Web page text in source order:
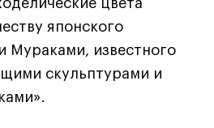
цвета
японского
Мураками, известного
скульптурами и